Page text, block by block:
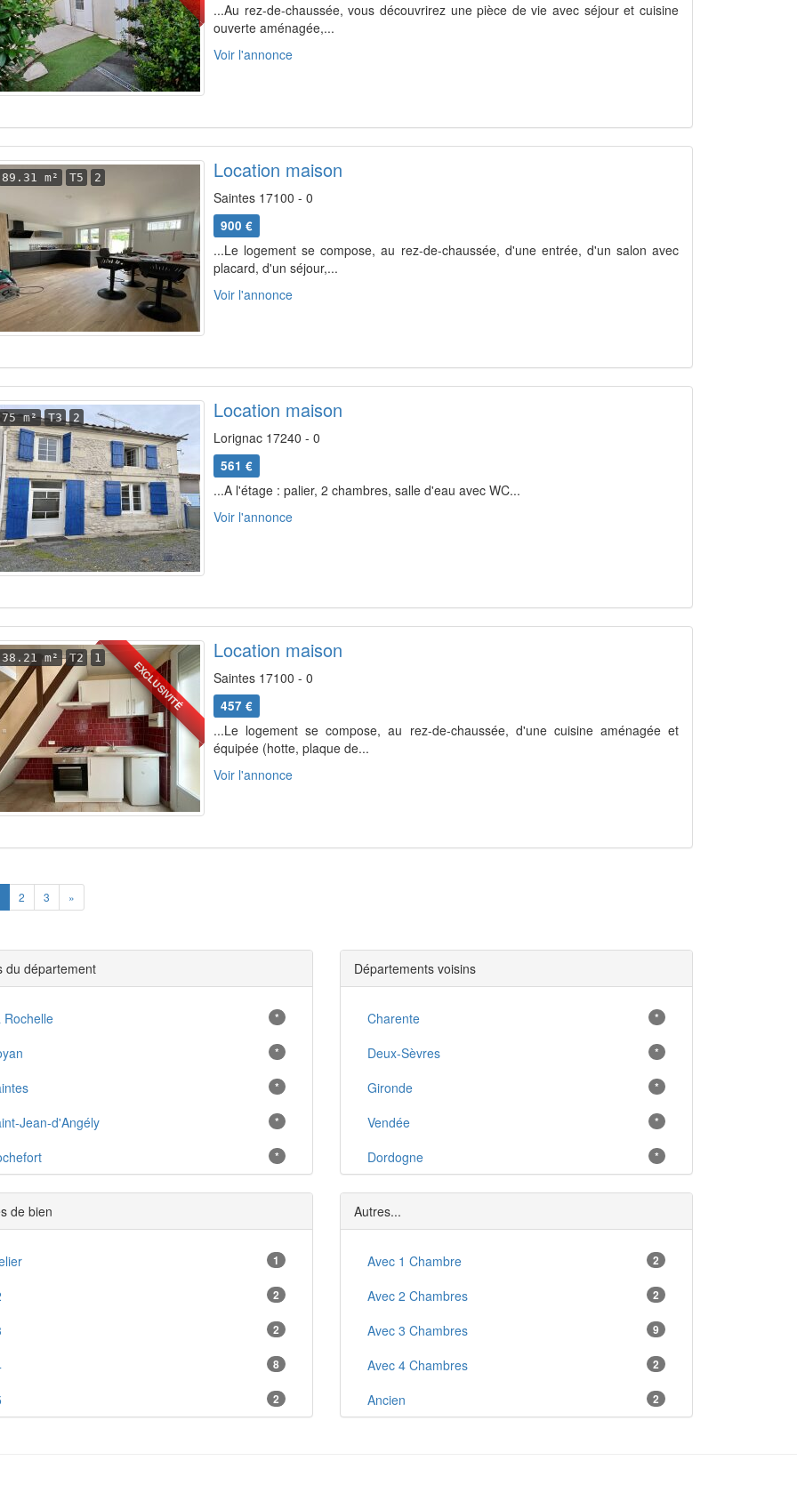
...Au rez-de-chaussée, vous découvrirez une pièce de vie avec séjour et cuisine
ouverte aménagée,...
Voir l'annonce
89.31 m² T5 2 Location maison
Saintes 17100 - 0
900 €
...Le logement se compose, au rez-de-chaussée, d'une entrée, d'un salon avec
placard, d'un séjour,...
Voir l'annonce
75 m² T3 2 Location maison
Lorignac 17240 - 0
561 €
...A l'étage : palier, 2 chambres, salle d'eau avec WC...
Voir l'annonce
EXCLUSIVITÉ
38.21 m² T2 1 Location maison
Saintes 17100 - 0
457 €
...Le logement se compose, au rez-de-chaussée, d'une cuisine aménagée et
équipée (hotte, plaque de...
Voir l'annonce
2 3 »
du département
Rochelle *
*
*
Jean-d'Angély *
*
Charente *
*
*
Mathes *
*
*
*
Départements voisins
Charente *
Deux-Sèvres *
Gironde *
Vendée *
Dordogne *
de bien
1
2
2
8
2
Autres...
Avec 1 Chambre 2
Avec 2 Chambres 2
Avec 3 Chambres 9
Avec 4 Chambres 2
Ancien 2